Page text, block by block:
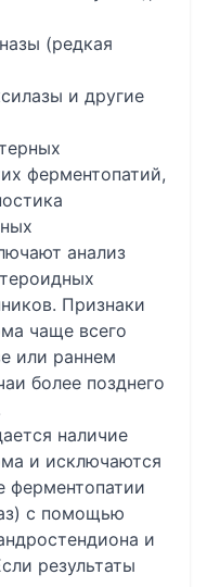
(редкая
и другие
ферментопатий,
анализ
Признаки
чаще всего
или раннем
более позднего
наличие
и исключаются
ферментопатии
с помощью
и
результаты